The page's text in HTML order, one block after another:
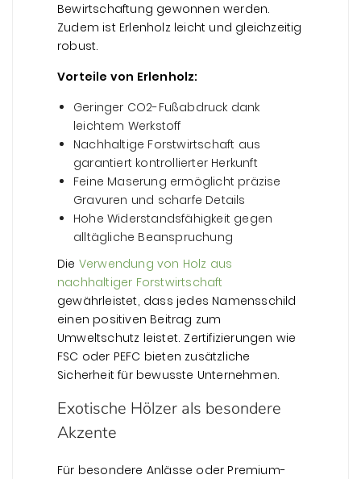
Bewirtschaftung gewonnen werden.
Zudem ist Erlenholz leicht und gleichzeitig
robust.
Vorteile von Erlenholz:
Geringer CO2-Fußabdruck dank
leichtem Werkstoff
Nachhaltige Forstwirtschaft aus
garantiert kontrollierter Herkunft
Feine Maserung ermöglicht präzise
Gravuren und scharfe Details
Hohe Widerstandsfähigkeit gegen
alltägliche Beanspruchung
Die Verwendung von Holz aus
nachhaltiger Forstwirtschaft
gewährleistet, dass jedes Namensschild
einen positiven Beitrag zum
Umweltschutz leistet. Zertifizierungen wie
FSC oder PEFC bieten zusätzliche
Sicherheit für bewusste Unternehmen.
Exotische Hölzer als besondere
Akzente
Für besondere Anlässe oder Premium-